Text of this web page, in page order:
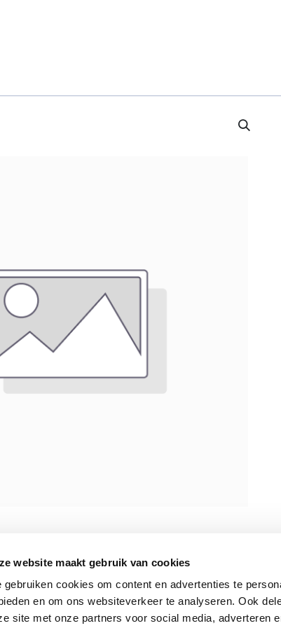
website maakt gebruik van cookies
gebruiken cookies om content en advertenties te
en om ons websiteverkeer te analyseren. Ook
site met onze partners voor social media, adverteren